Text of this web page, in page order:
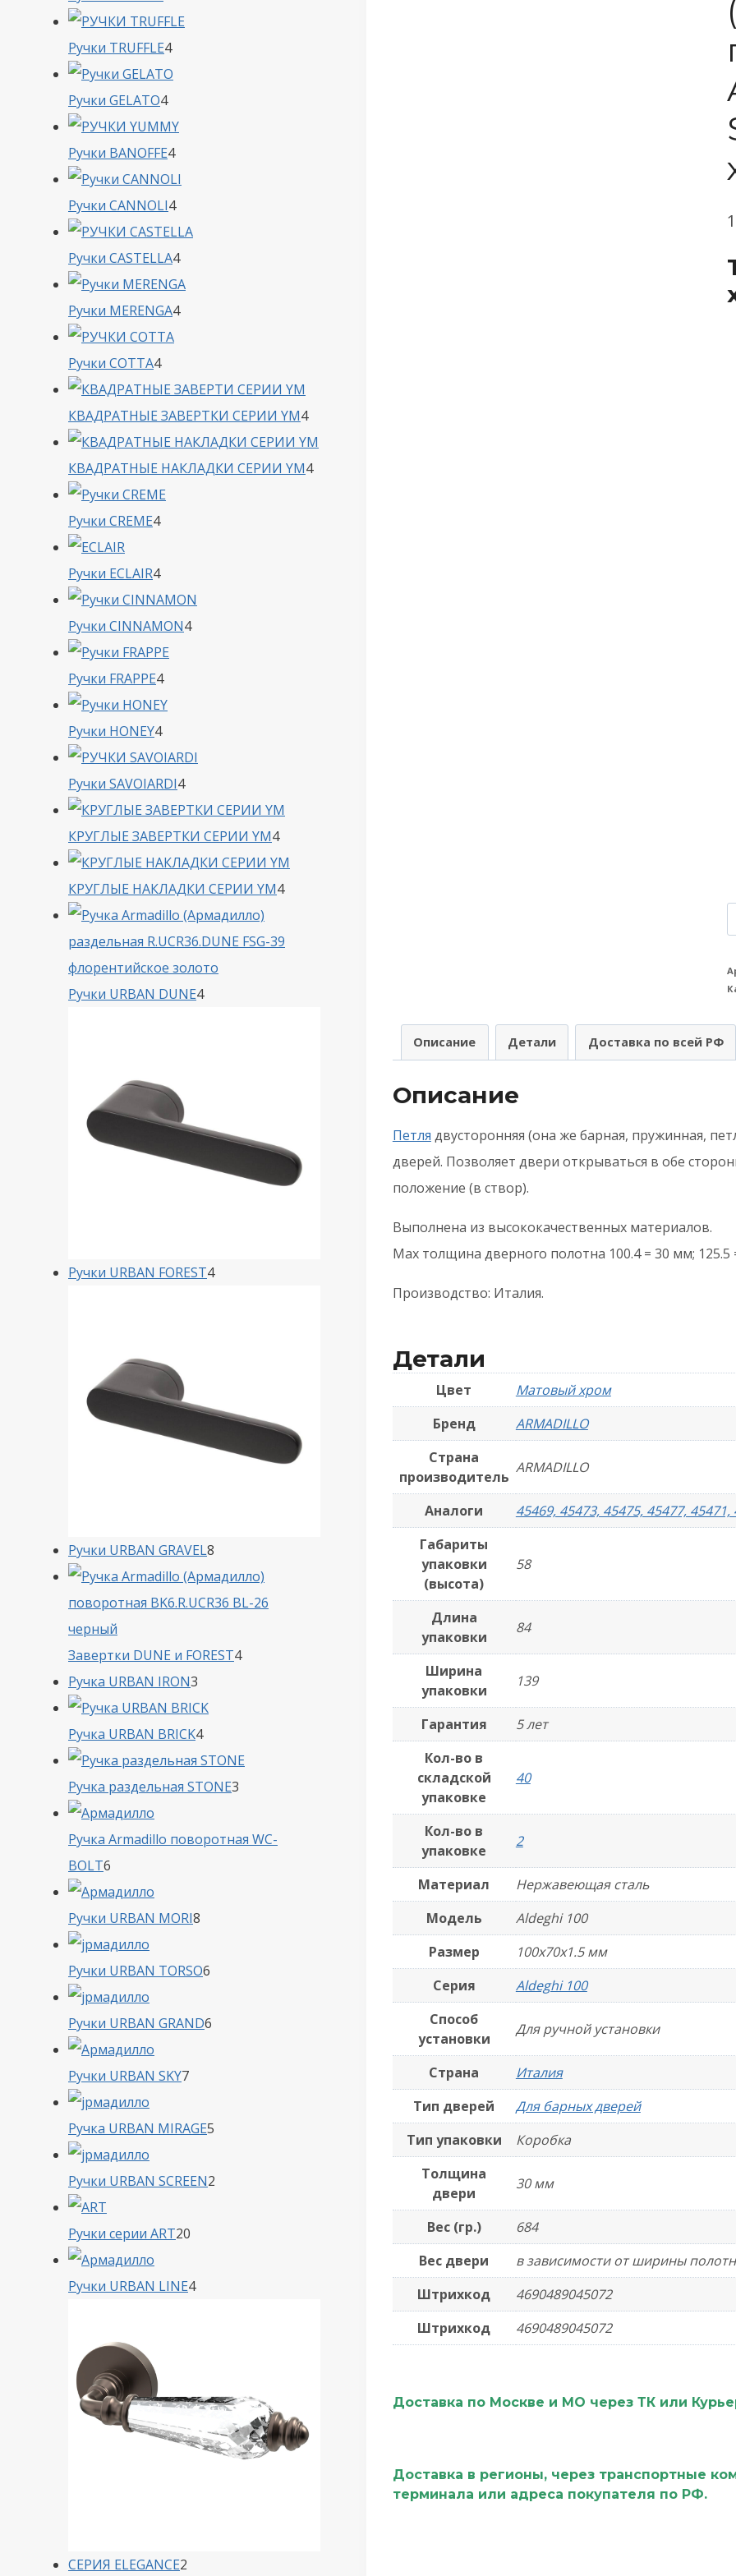
Описание Детали Доставка по всей РФ
Описание
Петля двусторонняя (она же барная, пружинная,
дверей. Позволяет двери открываться в обе
положение (в створ).
Выполнена из высококачественных материалов.
Мах толщина дверного полотна 100.4 = 30 мм; 125.5
Производство: Италия.
Детали
Цвет
Матовый хром
Бренд
ARMADILLO
Страна
производитель
ARMADILLO
Аналоги
45469, 45473, 45475, 45477,
Габариты
упаковки
(высота)
58
Длина
упаковки
84
Ширина
упаковки
139
Гарантия
5 лет
Кол-во в
складской
упаковке
40
Кол-во в
упаковке
2
Материал
Нержавеющая сталь
Модель
Aldeghi 100
Размер
100х70х1.5 мм
Серия
Aldeghi 100
Способ
установки
Для ручной установки
Страна
Италия
Тип дверей
Для барных дверей
Тип упаковки
Коробка
Толщина
двери
30 мм
Вес (гр.)
684
Вес двери
в зависимости от ширины
Штрихкод
4690489045072
Штрихкод
4690489045072
Доставка по Москве и МО через ТК или
Доставка в регионы, через транспортные
терминала или адреса покупателя по РФ.
товара
Ручки TRUFFLE44
товара
Ручки GELATO44
товара
Ручки BANOFFE44
товара
Ручки CANNOLI44
товара
Ручки CASTELLA44
товара
Ручки MERENGA44
Ручки COTTA44
товара
КВАДРАТНЫЕ ЗАВЕРТКИ СЕРИИ YM44
товара
КВАДРАТНЫЕ НАКЛАДКИ СЕРИИ YM44
Ручки CREME44
Ручки ECLAIR44
товара
Ручки CINNAMON44
Ручки FRAPPE44
товара
Ручки HONEY44
товара
Ручки SAVOIARDI44
товара
КРУГЛЫЕ ЗАВЕРТКИ СЕРИИ YM44
товара
КРУГЛЫЕ НАКЛАДКИ СЕРИИ YM44
Ручки URBAN DUNE44
Ручки URBAN FOREST44
Ручки URBAN GRAVEL8
товаров
Завертки DUNE и FOREST44
Ручка URBAN IRON3
товара
Ручка URBAN BRICK44
товара
Ручка раздельная STONE3
Ручка Armadillo поворотная WC-
BOLT6
товаров
Ручки URBAN MORI8
Ручки URBAN TORSO6
Ручки URBAN GRAND6
Ручки URBAN SKY77
Ручка URBAN MIRAGE5
Ручки URBAN SCREEN2
Ручки серии ART20
Ручки URBAN LINE44
СЕРИЯ ELEGANCE2